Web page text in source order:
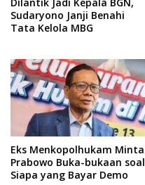
Sudaryono Janji Benahi
Tata Kelola MBG
Eks Menkopolhukam Minta
Prabowo Buka-bukaan soal
Siapa yang Bayar Demo